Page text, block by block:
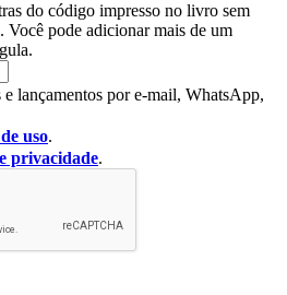
do código impresso no livro sem
Você pode adicionar mais de um
lançamentos por e-mail, WhatsApp,
uso.
privacidade.